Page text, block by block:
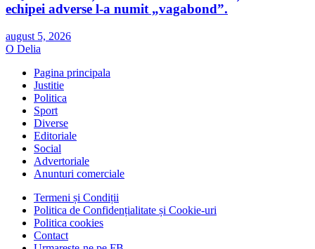
echipei adverse l-a numit „vagabond”.
august 5, 2026
O Delia
Pagina principala
Justitie
Politica
Sport
Diverse
Editoriale
Social
Advertoriale
Anunturi comerciale
Termeni și Condiții
Politica de Confidențialitate și Cookie-uri
Politica cookies
Contact